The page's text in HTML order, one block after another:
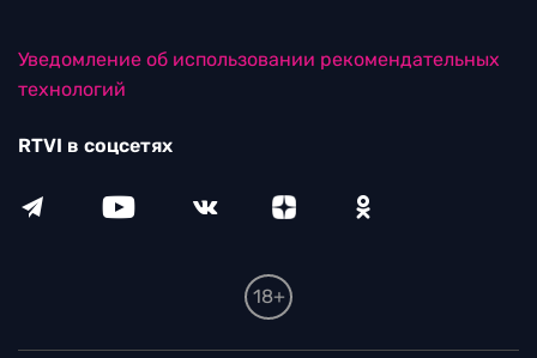
Уведомление об использовании рекомендательных
технологий
RTVI в соцсетях
18+